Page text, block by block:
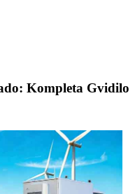
Kompleta Gvidilo